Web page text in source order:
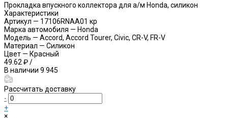
Прокладка впускного коллектора для а/м Honda, силикон
Характеристики
Артикул — 17106RNAA01 кр
Марка автомобиля — Honda
Модель — Accord, Accord Tourer, Civic, CR-V, FR-V
Материал — Силикон
Цвет — Красный
49.62 ₽/
В наличии 9 945
Рассчитать доставку
-
+
×